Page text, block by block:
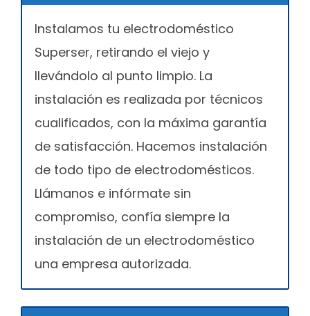
Instalamos tu electrodoméstico
Superser, retirando el viejo y
llevándolo al punto limpio. La
instalación es realizada por técnicos
cualificados, con la máxima garantía
de satisfacción. Hacemos instalación
de todo tipo de electrodomésticos.
Llámanos e infórmate sin
compromiso, confía siempre la
instalación de un electrodoméstico
una empresa autorizada.